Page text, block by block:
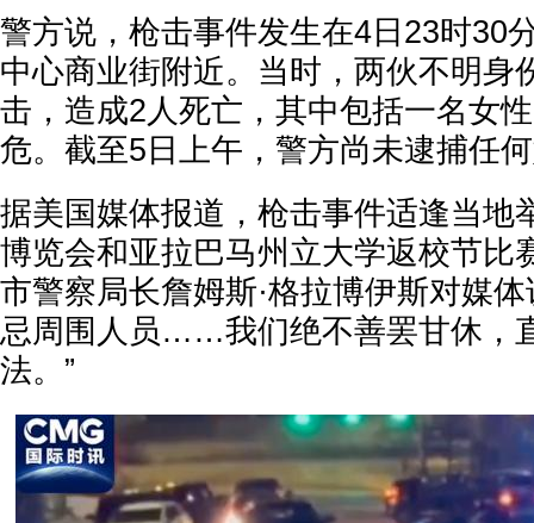
警方说，枪击事件发生在4日23时30
中心商业街附近。当时，两伙不明身
击，造成2人死亡，其中包括一名女
危。截至5日上午，警方尚未逮捕任
据美国媒体报道，枪击事件适逢当地
博览会和亚拉巴马州立大学返校节比
市警察局长詹姆斯·格拉博伊斯对媒
忌周围人员……我们绝不善罢甘休，
法。”